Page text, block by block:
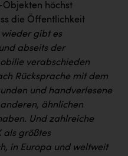
Objekten höchst
die Öffentlichkeit
wiedergibt es
abseits der
verabschieden
Rücksprache mit dem
und handverlesene
ähnlichen
Und zahlreiche
als größtes
in Europa und weltweit